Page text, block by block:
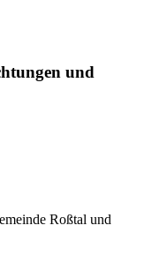
und
Roßtal und